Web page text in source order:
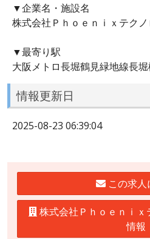
▼企業名・施設名
株式会社Ｐｈｏｅｎｉｘテク
▼最寄り駅
大阪メトロ長堀鶴見緑地線長
情報更新日
2025-08-23 06:39:04
この求人
株式会社Ｐｈｏｅｎｉ
情報